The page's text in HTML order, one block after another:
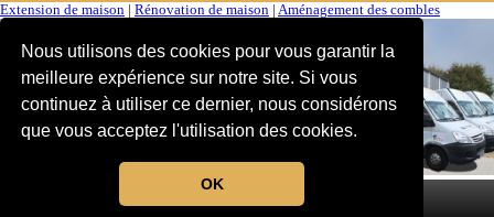
Nous utilisons des cookies pour vous garantir la
meilleure expérience sur notre site. Si vous
continuez à utiliser ce dernier, nous considérons
que vous acceptez l'utilisation des cookies.
OK
Extension de maison Rénovation de maison Aménagement des combles
MENU